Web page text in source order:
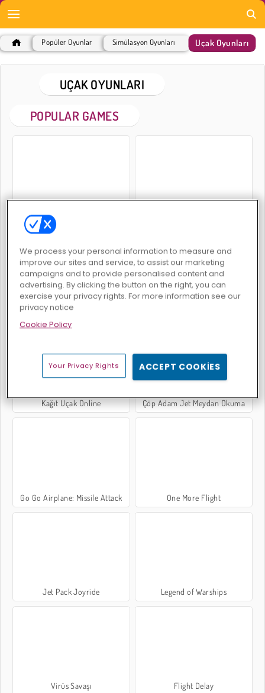
Popüler Oyunlar Simülasyon Oyunları Uçak Oyunları
UÇAK OYUNLARI
POPULAR GAMES
Boeing Uçuş Simülatörü
Ejderha Dünyası
Kağıt Uçak Online Çöp Adam Jet Meydan Okuma
Go Go Airplane: Missile Attack One More Flight
Jet Pack Joyride Legend of Warships
Virüs Savaşı Flight Delay
We process your personal information to measure and
improve our sites and service, to assist our marketing
campaigns and to provide personalised content and
advertising. By clicking the button on the right, you can
exercise your privacy rights. For more information see our
privacy notice
Cookie Policy
Your Privacy Rights ACCEPT COOKIES